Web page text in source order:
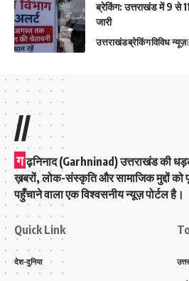
ब्रेकिंग: उत्तराखंड में 9 से
जारी
उत्तराखंडब्रेकिंगविविध न्यूज़
//
ग ढ़निनाद (Garhninad) उत्तराखंड की
ख़बरों, लोक-संस्कृति और सामाजिक मुद्दों को
पहुँचाने वाला एक विश्वसनीय न्यूज़ पोर्टल है।
Quick Link
देश-दुनिया